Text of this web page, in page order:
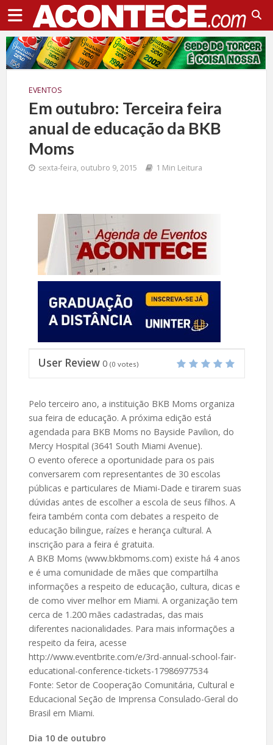
EVENTOS
Em outubro: Terceira feira
anual de educação da BKB
Moms
sexta-feira, outubro 9, 2015 1 Min Leitura
User Review 0 (0 votes)
Pelo terceiro ano, a instituição BKB Moms organiza
sua feira de educação. A próxima edição está
agendada para BKB Moms no Bayside Pavilion, do
Mercy Hospital (3641 South Miami Avenue).
O evento oferece a oportunidade para os pais
conversarem com representantes de 30 escolas
públicas e particulares de Miami-Dade e tirarem suas
dúvidas antes de escolher a escola de seus filhos. A
feira também conta com debates a respeito de
educação bilingue, raízes e herança cultural. A
inscrição para a feira é gratuita.
A BKB Moms (www.bkbmoms.com) existe há 4 anos
e é uma comunidade de mães que compartilha
informações a respeito de educação, cultura, dicas e
de como viver melhor em Miami. A organização tem
cerca de 1.200 mães cadastradas, das mais
diferentes nacionalidades. Para mais informações a
respeito da feira, acesse
http://www.eventbrite.com/e/3rd-annual-school-fair-
educational-conference-tickets-17986977534
Fonte: Setor de Cooperação Comunitária, Cultural e
Educacional Seção de Imprensa Consulado-Geral do
Brasil em Miami.
Dia 10 de outubro